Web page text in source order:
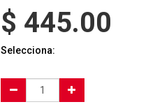
$ 445.00
Selecciona: